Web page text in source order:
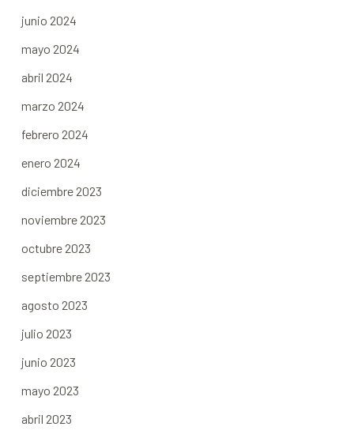
junio 2024
mayo 2024
abril 2024
marzo 2024
febrero 2024
enero 2024
diciembre 2023
noviembre 2023
octubre 2023
septiembre 2023
agosto 2023
julio 2023
junio 2023
mayo 2023
abril 2023